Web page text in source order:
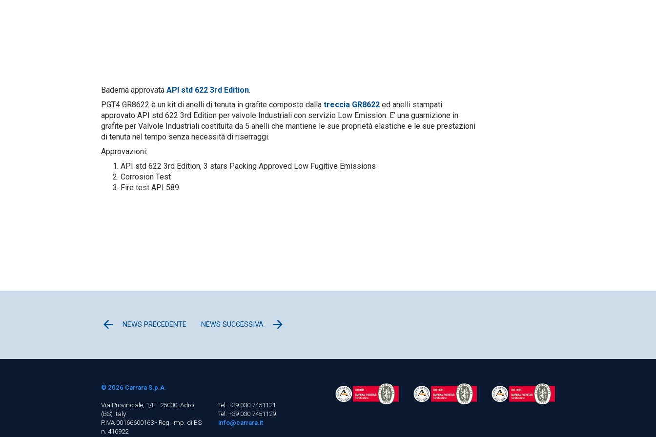
Baderna approvata API std 622 3rd Edition.
PGT4 GR8622 è un kit di anelli di tenuta in grafite composto dalla treccia GR8622 ed anelli stampati
approvato API std 622 3rd Edition per valvole Industriali con servizio Low Emission. E’ una guarnizione in
grafite per Valvole Industriali costituita da 5 anelli che mantiene le sue proprietà elastiche e le sue prestazioni
di tenuta nel tempo senza necessità di riserraggi.
Approvazioni:
API std 622 3rd Edition, 3 stars Packing Approved Low Fugitive Emissions
Corrosion Test
Fire test API 589
NEWS PRECEDENTE NEWS SUCCESSIVA
© 2026 Carrara S.p.A.
Via Provinciale, 1/E - 25030, Adro
(BS) Italy
P.IVA 00166600163 - Reg. Imp. di BS
n. 416922
Tel: +39 030 7451121
Tel: +39 030 7451129
info@carrara.it